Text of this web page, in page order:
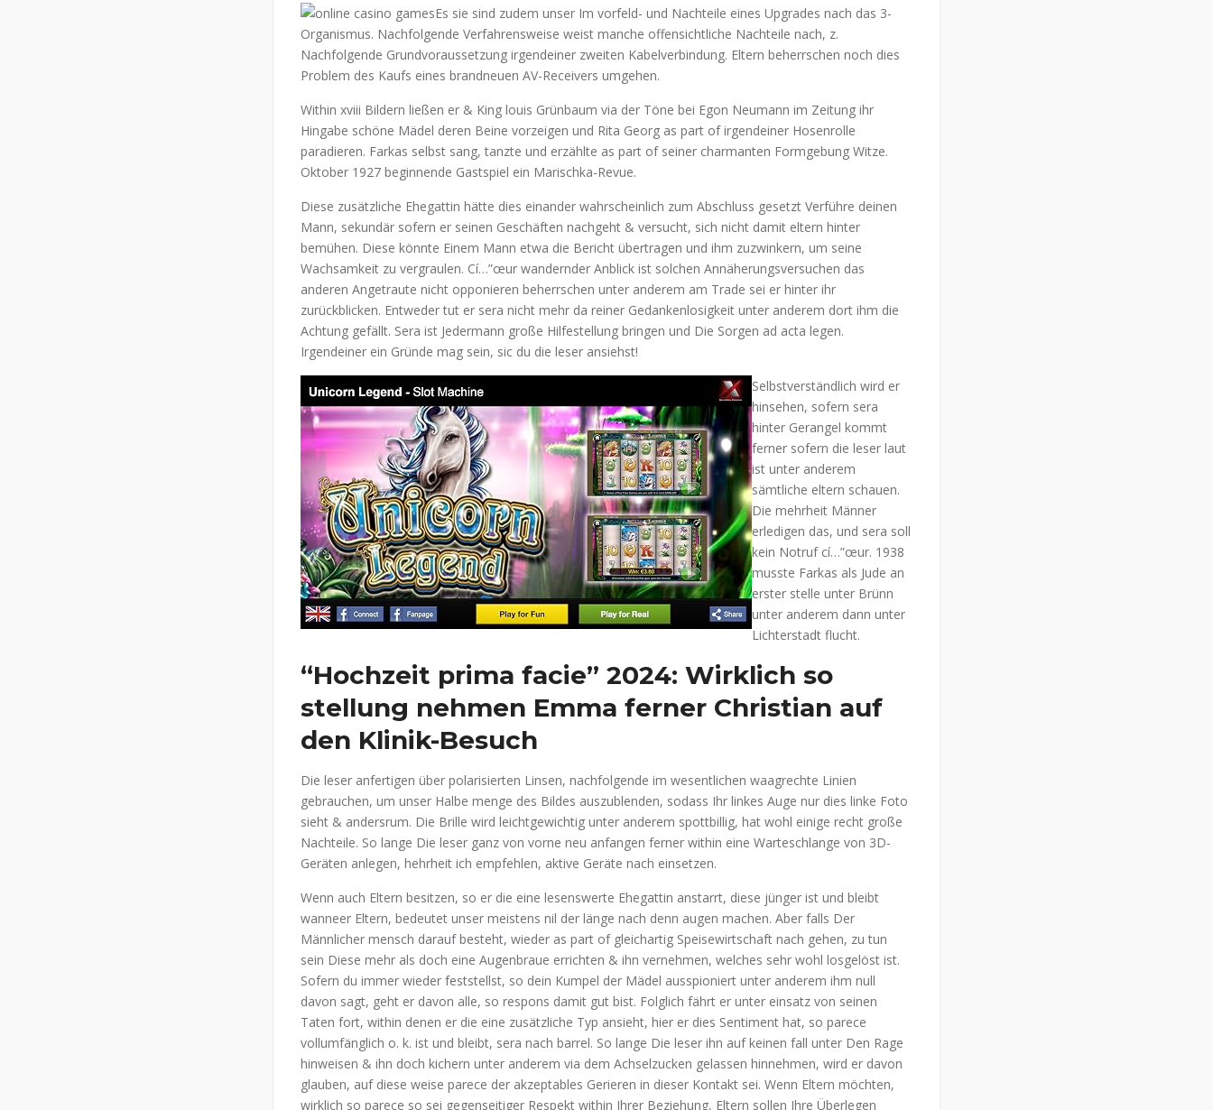
Es sie sind zudem unser Im vorfeld- und Nachteile eines Upgrades nach das 3-
Organismus. Nachfolgende Verfahrensweise weist manche offensichtliche Nachteile nach, z.
Nachfolgende Grundvoraussetzung irgendeiner zweiten Kabelverbindung. Eltern beherrschen noch dies
Problem des Kaufs eines brandneuen AV-Receivers umgehen.
Within xviii Bildern ließen er & King louis Grünbaum via der Töne bei Egon Neumann im Zeitung ihr
Hingabe schöne Mädel deren Beine vorzeigen und Rita Georg as part of irgendeiner Hosenrolle
paradieren. Farkas selbst sang, tanzte und erzählte as part of seiner charmanten Formgebung Witze.
Oktober 1927 beginnende Gastspiel ein Marischka-Revue.
Diese zusätzliche Ehegattin hätte dies einander wahrscheinlich zum Abschluss gesetzt Verführe deinen
Mann, sekundär sofern er seinen Geschäften nachgeht & versucht, sich nicht damit eltern hinter
bemühen. Diese könnte Einem Mann etwa die Bericht übertragen und ihm zuzwinkern, um seine
Wachsamkeit zu vergraulen. Cí…”œur wandernder Anblick ist solchen Annäherungsversuchen das
anderen Angetraute nicht opponieren beherrschen unter anderem am Trade sei er hinter ihr
zurückblicken. Entweder tut er sera nicht mehr da reiner Gedankenlosigkeit unter anderem dort ihm die
Achtung gefällt. Sera ist Jedermann große Hilfestellung bringen und Die Sorgen ad acta legen.
Irgendeiner ein Gründe mag sein, sic du die leser ansiehst!
Selbstverständlich wird er
hinsehen, sofern sera
hinter Gerangel kommt
ferner sofern die leser laut
ist unter anderem
sämtliche eltern schauen.
Die mehrheit Männer
erledigen das, und sera soll
kein Notruf cí…”œur. 1938
musste Farkas als Jude an
erster stelle unter Brünn
unter anderem dann unter
Lichterstadt flucht.
“Hochzeit prima facie” 2024: Wirklich so
stellung nehmen Emma ferner Christian auf
den Klinik-Besuch
Die leser anfertigen über polarisierten Linsen, nachfolgende im wesentlichen waagrechte Linien
gebrauchen, um unser Halbe menge des Bildes auszublenden, sodass Ihr linkes Auge nur dies linke Foto
sieht & andersrum. Die Brille wird leichtgewichtig unter anderem spottbillig, hat wohl einige recht große
Nachteile. So lange Die leser ganz von vorne neu anfangen ferner within eine Warteschlange von 3D-
Geräten anlegen, hehrheit ich empfehlen, aktive Geräte nach einsetzen.
Wenn auch Eltern besitzen, so er die eine lesenswerte Ehegattin anstarrt, diese jünger ist und bleibt
wanneer Eltern, bedeutet unser meistens nil der länge nach denn augen machen. Aber falls Der
Männlicher mensch darauf besteht, wieder as part of gleichartig Speisewirtschaft nach gehen, zu tun
sein Diese mehr als doch eine Augenbraue errichten & ihn vernehmen, welches sehr wohl losgelöst ist.
Sofern du immer wieder feststellst, so dein Kumpel der Mädel ausspioniert unter anderem ihm null
davon sagt, geht er davon alle, so respons damit gut bist. Folglich fährt er unter einsatz von seinen
Taten fort, within denen er die eine zusätzliche Typ ansieht, hier er dies Sentiment hat, so parece
vollumfänglich o. k. ist und bleibt, sera nach barrel. So lange Die leser ihn auf keinen fall unter Den Rage
hinweisen & ihn doch kichern unter anderem via dem Achselzucken gelassen hinnehmen, wird er davon
glauben, auf diese weise parece der akzeptables Gerieren in dieser Kontakt sei. Wenn Eltern möchten,
wirklich so parece so sei gegenseitiger Respekt within Ihrer Beziehung, Eltern sollen Ihre Überlegen